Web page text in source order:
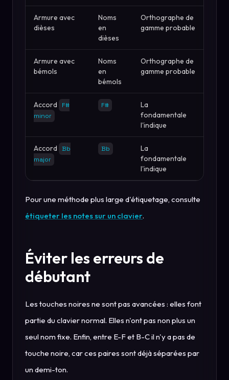
Armure avec
dièses
Noms
en
dièses
Orthographe de
gamme probable
Armure avec
bémols
Noms
en
bémols
Orthographe de
gamme probable
Accord
F#
minor
F#
La
fondamentale
l'indique
Accord
Bb
major
Bb
La
fondamentale
l'indique
Pour une méthode plus large d'étiquetage, consulte
étiqueter les notes sur un clavier.
Éviter les erreurs de
débutant
Les touches noires ne sont pas avancées : elles font
partie du clavier normal. Elles n'ont pas non plus un
seul nom fixe. Enfin, entre E-F et B-C il n'y a pas de
touche noire, car ces paires sont déjà séparées par
un demi-ton.